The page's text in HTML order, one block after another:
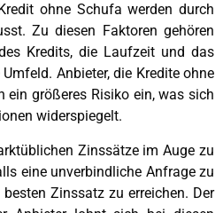
ohne Schufa werden durch
Zu diesen Faktoren gehören
Kredits, die Laufzeit und das
Anbieter, die Kredite ohne
ein größeres Risiko ein, was sich
widerspiegelt.
Zinssätze im Auge zu
eine unverbindliche Anfrage zu
Zinssatz zu erreichen. Der